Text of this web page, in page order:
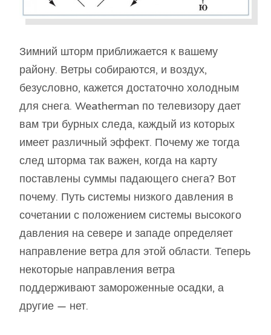
Зимний шторм приближается к вашему
району. Ветры собираются, и воздух,
безусловно, кажется достаточно холодным
для снега. Weatherman по телевизору дает
вам три бурных следа, каждый из которых
имеет различный эффект. Почему же тогда
след шторма так важен, когда на карту
поставлены суммы падающего снега? Вот
почему. Путь системы низкого давления в
сочетании с положением системы высокого
давления на севере и западе определяет
направление ветра для этой области. Теперь
некоторые направления ветра
поддерживают замороженные осадки, а
другие — нет.